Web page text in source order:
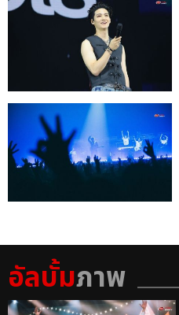
อัลบั้มภาพ